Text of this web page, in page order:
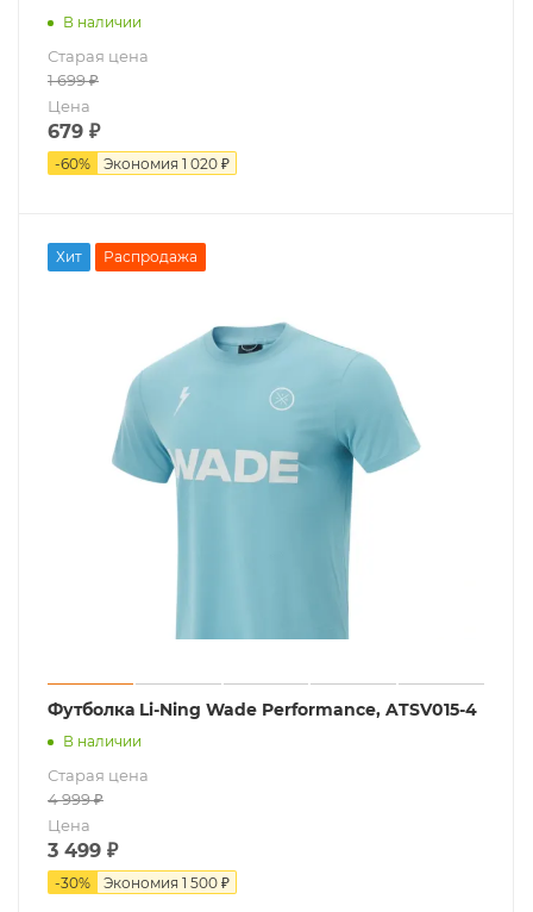
В наличии
Старая цена
1 699₽
Цена
679 ₽
-60% Экономия 1 020 ₽
Хит Распродажа
Футболка Li-Ning Wade Performance, ATSV015-4
В наличии
Старая цена
4 999₽
Цена
3 499 ₽
-30% Экономия 1 500 ₽